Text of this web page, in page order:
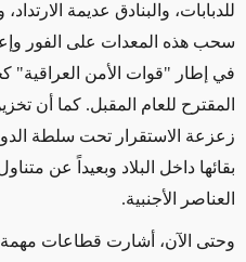
للدبابات، والبنادق عديمة
سحب هذه المعدات على الفور
في إطار "قوات الأمن العراقية"
المقترح للعام المقبل. كما أن
زعزعة الاستقرار تحت سلطة
بقائها داخل البلاد وبعيداً عن
العناصر الأجنبية.
وحتى الآن، أشارت قطاعات